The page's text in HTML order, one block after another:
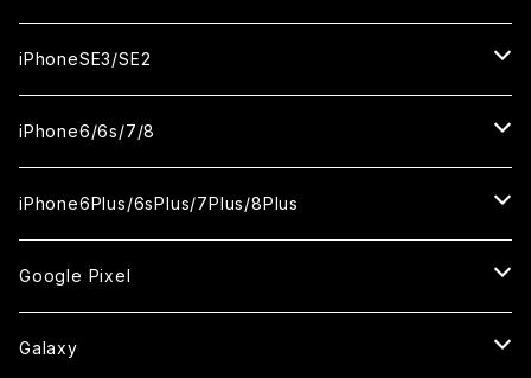
セラミックフィルム
セラミックフィルム
ガラスフィルム
セラミックフィルム
セラミックフィルム
ガラスフィルム
セラミックフィルム
セラミックフィルム
ガラスフィルム
セラミックフィルム
iPhone12ProMax
ガラスフィルム
セラミックフィルム
ガラスフィルム
セラミックフィルム
iPhone11Pro
ガラスフィルム
セラミックフィルム
iPhone11Pro Max
ガラスフィルム
セラミックフィルム
iPhoneX
ガラスフィルム
セラミックフィルム
iPhoneXS
ガラスフィルム
セラミックフィルム
iPhoneXR
ガラスフィルム
セラミックフィルム
iPhoneXSMax
ガラスフィルム
iPhoneSE3/SE2
iPhoneSE3
ガラスフィルム
ケース
iPhoneSE2
ガラスフィルム
ケース
iPhone6/6s/7/8
iPhone8
ガラスフィルム
セラミックフィルム
iPhone7
ガラスフィルム
iPhone6s
iPhone6Plus/6sPlus/7Plus/8Plus
iPhone6Plus
ガラスフィルム
iPhone6sPlus
Google Pixel
ガラスフィルム
Galaxy